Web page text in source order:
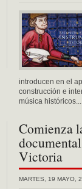
introducen en el
construcción e
música
Comienza
Victoria
MARTES, 19 MAYO,